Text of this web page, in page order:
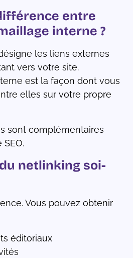
entre
interne ?
les liens externes
vers votre site.
est la façon dont vous
elles sur votre propre
sont complémentaires
netlinking soi-
Vous pouvez obtenir
éditoriaux